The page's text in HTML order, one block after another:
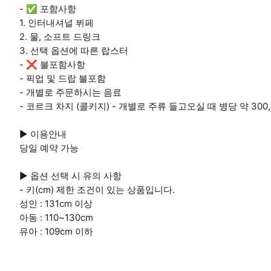
- ✅ 포함사항
1. 인터내셔널 뷔페
2. 물, 소프트 드링크
3. 선택 옵션에 따른 랍스터
- ❌ 불포함사항
- 픽업 및 드랍 불포함
- 개별로 주문하시는 음료
- 코르크 차지 (콜키지) - 개별로 주류 들고오실 때 병당 약
▶ 이용안내
당일 예약 가능
▶ 옵션 선택 시 유의 사항
- 키(cm) 제한 조건이 있는 상품입니다.
성인 : 131cm 이상
아동 : 110~130cm
유아 : 109cm 이하